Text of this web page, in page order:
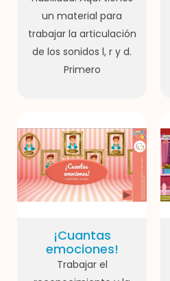
un material para
trabajar la articulación
de los sonidos l, r y d.
Primero
¡Cuantas
emociones!
Trabajar el